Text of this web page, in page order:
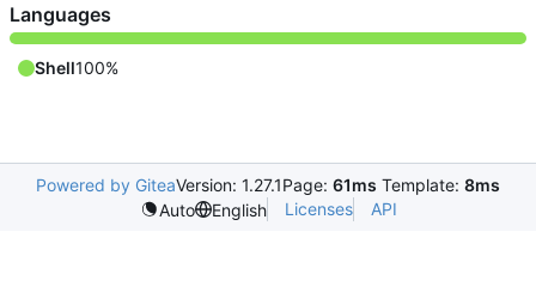
Languages
Shell100%
Powered by GiteaVersion: 1.27.1Page: 61ms Template: 8ms
Auto
English Licenses API